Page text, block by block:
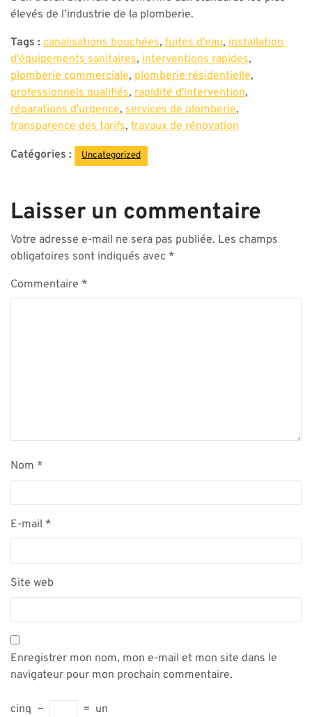
élevés de l’industrie de la plomberie.
Tags : canalisations bouchées, fuites d'eau, installation
d'équipements sanitaires, interventions rapides,
plomberie commerciale, plomberie résidentielle,
professionnels qualifiés, rapidité d'intervention,
réparations d'urgence, services de plomberie,
transparence des tarifs, travaux de rénovation
Catégories : Uncategorized
Laisser un commentaire
Votre adresse e-mail ne sera pas publiée. Les champs
obligatoires sont indiqués avec *
Commentaire *
Nom *
E-mail *
Site web
Enregistrer mon nom, mon e-mail et mon site dans le
navigateur pour mon prochain commentaire.
cinq − = un